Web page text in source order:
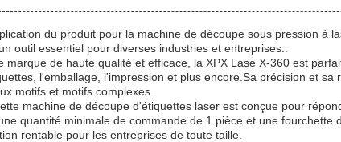
du produit pour la machine de découpe sous pression à
outil essentiel pour diverses industries et entreprises..
marque de haute qualité et efficace, la XPX Lase X-360 est
l'emballage, l'impression et plus encore.Sa précision et sa
motifs et motifs complexes..
machine de découpe d'étiquettes laser est conçue pour
quantité minimale de commande de 1 pièce et une fourchette
rentable pour les entreprises de toute taille.